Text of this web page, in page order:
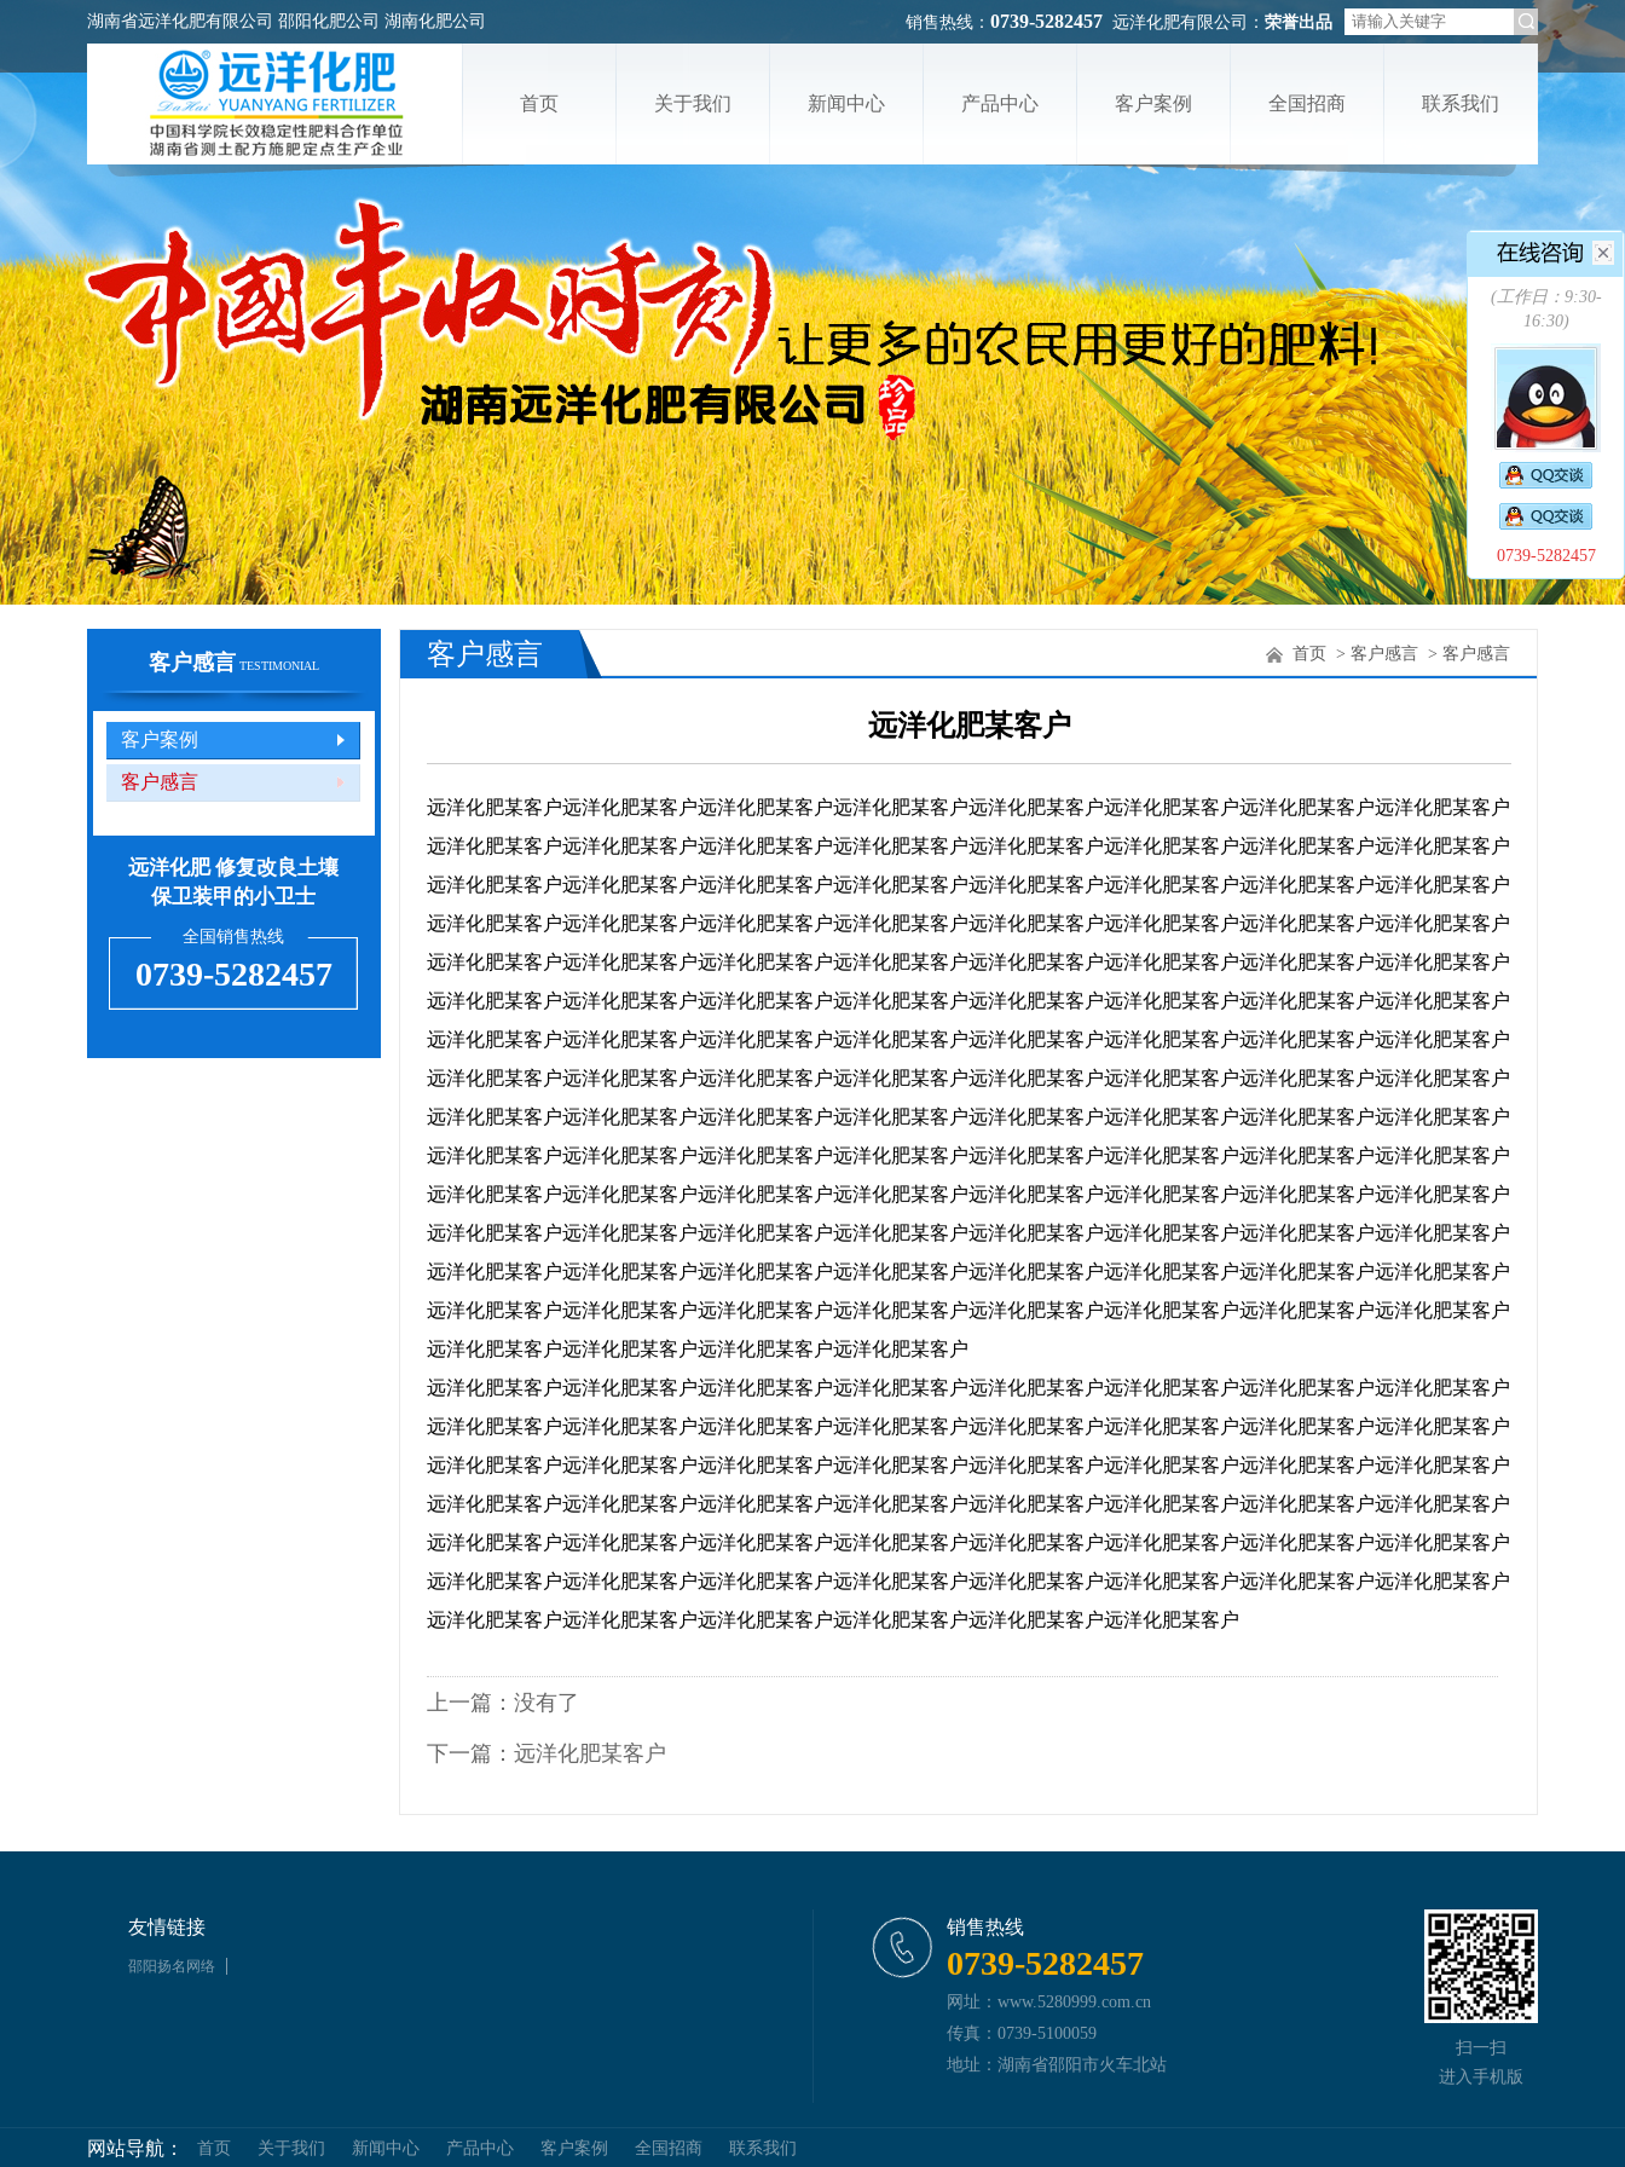
湖南省远洋化肥有限公司 邵阳化肥公司 湖南化肥公司 销售热线： 0739-5282457 远洋化肥有限公司： 荣誉出品
首页 关于我们 新闻中心 产品中心 客户案例 全国招商 联系我们
客户感言 TESTIMONIAL
客户案例
客户感言
远洋化肥 修复改良土壤
保卫装甲的小卫士
全国销售热线
0739-5282457
客户感言 首页 > 客户感言 > 客户感言
远洋化肥某客户
远洋化肥某客户远洋化肥某客户远洋化肥某客户远洋化肥某客户远洋化肥某客户远洋化肥某客户远洋化肥某客户远洋化肥某客户
远洋化肥某客户远洋化肥某客户远洋化肥某客户远洋化肥某客户远洋化肥某客户远洋化肥某客户远洋化肥某客户远洋化肥某客户
远洋化肥某客户远洋化肥某客户远洋化肥某客户远洋化肥某客户远洋化肥某客户远洋化肥某客户远洋化肥某客户远洋化肥某客户
远洋化肥某客户远洋化肥某客户远洋化肥某客户远洋化肥某客户远洋化肥某客户远洋化肥某客户远洋化肥某客户远洋化肥某客户
远洋化肥某客户远洋化肥某客户远洋化肥某客户远洋化肥某客户远洋化肥某客户远洋化肥某客户远洋化肥某客户远洋化肥某客户
远洋化肥某客户远洋化肥某客户远洋化肥某客户远洋化肥某客户远洋化肥某客户远洋化肥某客户远洋化肥某客户远洋化肥某客户
远洋化肥某客户远洋化肥某客户远洋化肥某客户远洋化肥某客户远洋化肥某客户远洋化肥某客户远洋化肥某客户远洋化肥某客户
远洋化肥某客户远洋化肥某客户远洋化肥某客户远洋化肥某客户远洋化肥某客户远洋化肥某客户远洋化肥某客户远洋化肥某客户
远洋化肥某客户远洋化肥某客户远洋化肥某客户远洋化肥某客户远洋化肥某客户远洋化肥某客户远洋化肥某客户远洋化肥某客户
远洋化肥某客户远洋化肥某客户远洋化肥某客户远洋化肥某客户远洋化肥某客户远洋化肥某客户远洋化肥某客户远洋化肥某客户
远洋化肥某客户远洋化肥某客户远洋化肥某客户远洋化肥某客户远洋化肥某客户远洋化肥某客户远洋化肥某客户远洋化肥某客户
远洋化肥某客户远洋化肥某客户远洋化肥某客户远洋化肥某客户远洋化肥某客户远洋化肥某客户远洋化肥某客户远洋化肥某客户
远洋化肥某客户远洋化肥某客户远洋化肥某客户远洋化肥某客户远洋化肥某客户远洋化肥某客户远洋化肥某客户远洋化肥某客户
远洋化肥某客户远洋化肥某客户远洋化肥某客户远洋化肥某客户远洋化肥某客户远洋化肥某客户远洋化肥某客户远洋化肥某客户
远洋化肥某客户远洋化肥某客户远洋化肥某客户远洋化肥某客户
远洋化肥某客户远洋化肥某客户远洋化肥某客户远洋化肥某客户远洋化肥某客户远洋化肥某客户远洋化肥某客户远洋化肥某客户
远洋化肥某客户远洋化肥某客户远洋化肥某客户远洋化肥某客户远洋化肥某客户远洋化肥某客户远洋化肥某客户远洋化肥某客户
远洋化肥某客户远洋化肥某客户远洋化肥某客户远洋化肥某客户远洋化肥某客户远洋化肥某客户远洋化肥某客户远洋化肥某客户
远洋化肥某客户远洋化肥某客户远洋化肥某客户远洋化肥某客户远洋化肥某客户远洋化肥某客户远洋化肥某客户远洋化肥某客户
远洋化肥某客户远洋化肥某客户远洋化肥某客户远洋化肥某客户远洋化肥某客户远洋化肥某客户远洋化肥某客户远洋化肥某客户
远洋化肥某客户远洋化肥某客户远洋化肥某客户远洋化肥某客户远洋化肥某客户远洋化肥某客户远洋化肥某客户远洋化肥某客户
远洋化肥某客户远洋化肥某客户远洋化肥某客户远洋化肥某客户远洋化肥某客户远洋化肥某客户
上一篇：没有了
下一篇：远洋化肥某客户
友情链接
邵阳扬名网络
销售热线
0739-5282457
网址：www.5280999.com.cn
传真：0739-5100059
地址：湖南省邵阳市火车北站
扫一扫
进入手机版
网站导航： 首页 关于我们 新闻中心 产品中心 客户案例 全国招商 联系我们
(工作日：9:30-
16:30)
0739-5282457